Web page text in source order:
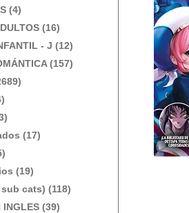
(4)
(16)
- J (12)
(157)
(17)
(19)
cats) (118)
INGLES (39)